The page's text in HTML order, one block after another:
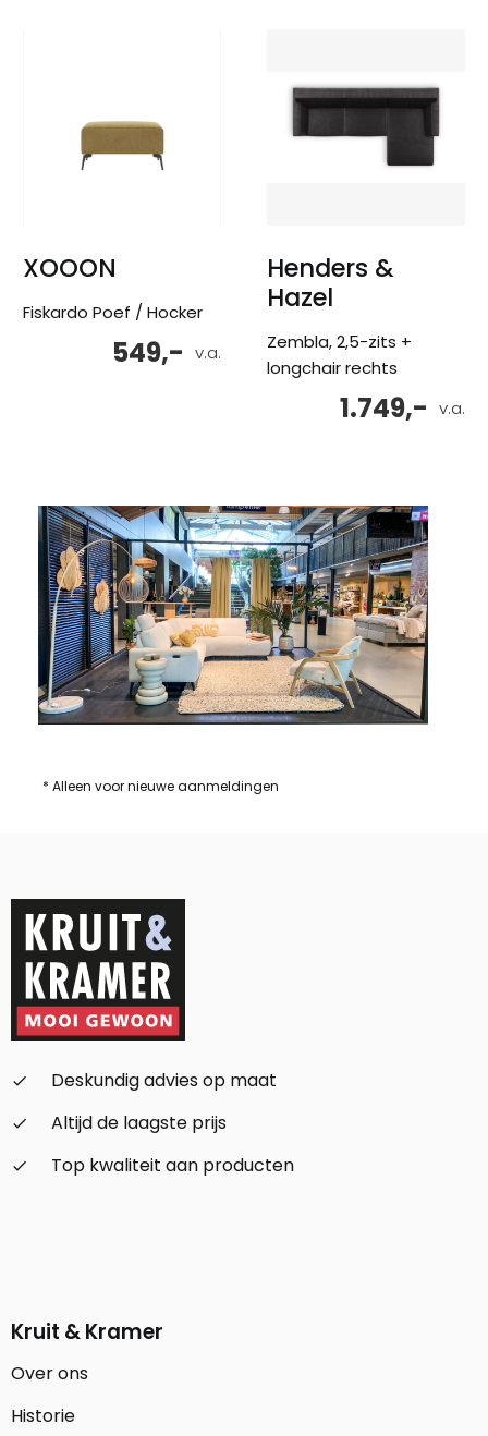
XOOON
Fiskardo Poef / Hocker
v.a.
549,-
Henders &
Hazel
Zembla, 2,5-zits +
longchair rechts
v.a.
1.749,-
* Alleen voor nieuwe aanmeldingen
check_small
Deskundig advies op maat
check_small
Altijd de laagste prijs
check_small
Top kwaliteit aan producten
Kruit & Kramer
Over ons
Historie